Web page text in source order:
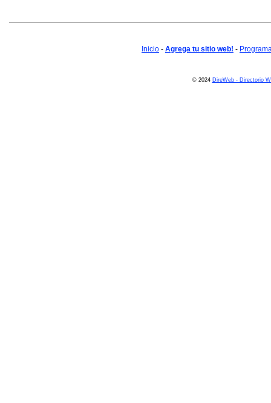
Inicio - Agrega tu sitio web! -
© 2024 DireWeb - Directorio